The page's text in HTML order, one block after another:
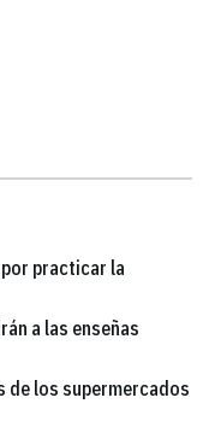
por practicar la
a las enseñas
de los supermercados